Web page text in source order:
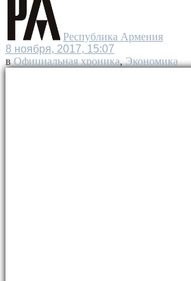
Республика Армения
8 ноября, 2017, 15:07
в Официальная хроника,Экономика